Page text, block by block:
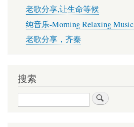
老歌分享,让生命等候
纯音乐-Morning Relaxing Music
老歌分享，齐秦
搜索
搜
索